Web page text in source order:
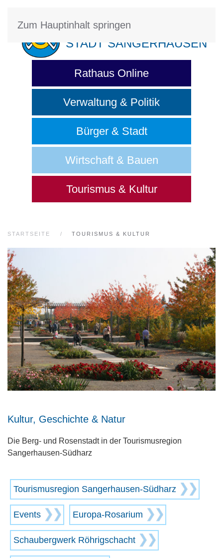
Zum Hauptinhalt springen
STADT SANGERHAUSEN
Rathaus Online
Verwaltung & Politik
Bürger & Stadt
Wirtschaft & Bauen
Tourismus & Kultur
STARTSEITE TOURISMUS & KULTUR
Kultur, Geschichte & Natur
Die Berg- und Rosenstadt in der Tourismusregion
Sangerhausen-Südharz
Tourismusregion Sangerhausen-Südharz
Events Europa-Rosarium
Schaubergwerk Röhrigschacht